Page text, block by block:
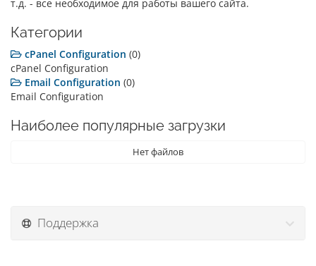
т.д. - все необходимое для работы вашего сайта.
Категории
cPanel Configuration (0)
cPanel Configuration
Email Configuration (0)
Email Configuration
Наиболее популярные загрузки
Нет файлов
Поддержка